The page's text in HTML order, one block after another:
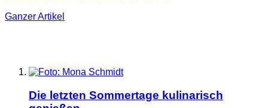
GanzerArtikel
Die letzten Sommertage kulinarisch